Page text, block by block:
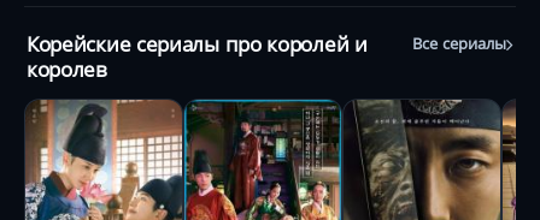
Корейские сериалы про королей и
королев
Все сериалы